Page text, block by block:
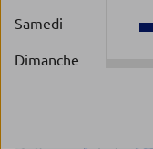
Samedi
Dimanche